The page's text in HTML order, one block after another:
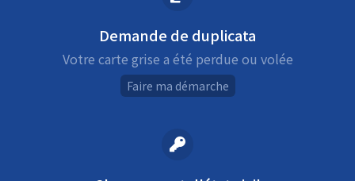
Demande de duplicata
Votre carte grise a été perdue ou volée
Faire ma démarche